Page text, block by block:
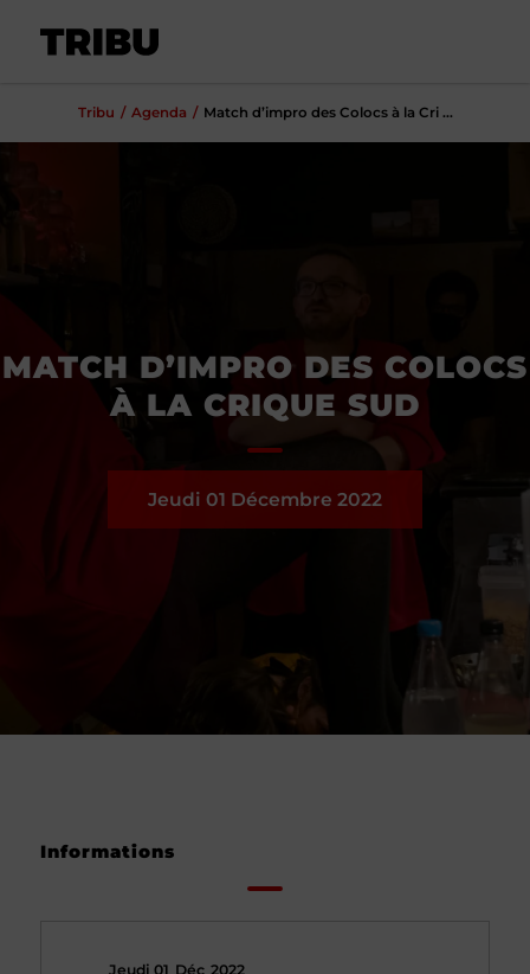
Tribu Agenda Match d’impro des Colocs à la Cri ...
MATCH D’IMPRO DES COLOCS
À LA CRIQUE SUD
Jeudi 01 Décembre 2022
Informations
Jeudi 01 Déc 2022